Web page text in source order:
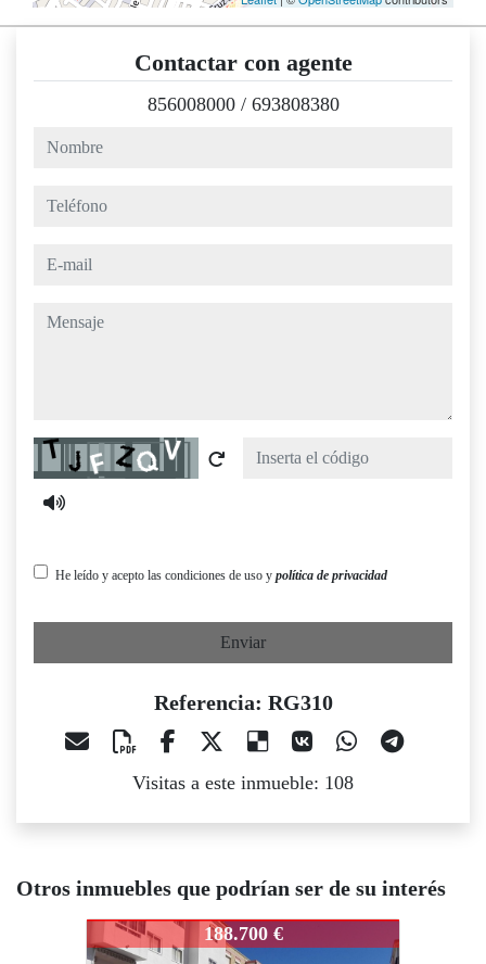
Contactar con agente
856008000 / 693808380
nombre
teléfono
e-mail
mensaje
Captcha
He leído y acepto las condiciones de uso y política de privacidad
Enviar
Referencia: RG310
Visitas a este inmueble: 108
Otros inmuebles que podrían ser de su interés
188.700 €
RG310 199.190 €